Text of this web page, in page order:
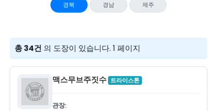
경북 경남 제주
총 34건 의 도장이 있습니다. 1 페이지
맥스무브주짓수 트라이스톤
관장: